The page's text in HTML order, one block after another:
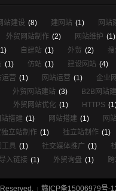
站建设 (8) 建网站 (1) 网站
外贸网站制作 (2) 网站维护 (1)
自建站 (1) 外贸 (2)
(1) 仿站 (1) 建设网站 (4)
运营 (1) 网站运营 (1) 企业
外贸网站建站 (3) B2B网站
外贸网站优化 (1) HTTPS
搭建 (1) 网站搭建 (1) 网
独立站制作 (1) 独立站制作 (1)
工具 (1) 社交媒体推广 (1)
导入链接 (1) 外贸询盘 (1)
| 赣ICP备15006979号-